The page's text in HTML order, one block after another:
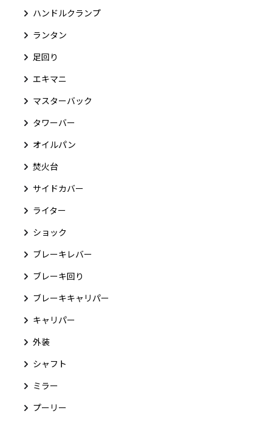
ハンドルクランプ
ランタン
足回り
エキマニ
マスターバック
タワーバー
オイルパン
焚火台
サイドカバー
ライター
ショック
ブレーキレバー
ブレーキ回り
ブレーキキャリパー
キャリパー
外装
シャフト
ミラー
プーリー